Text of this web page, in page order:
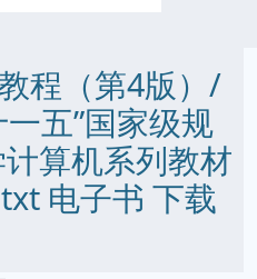
程（第4版）/
五”国家级规
算机系列教材
电子书 下载